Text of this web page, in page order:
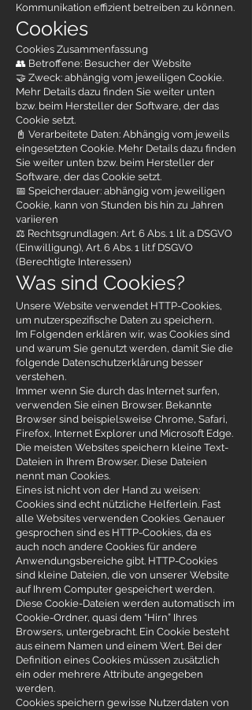
Kommunikation effizient betreiben zu können.
Cookies
Cookies Zusammenfassung
👥 Betroffene: Besucher der Website
🤝 Zweck: abhängig vom jeweiligen Cookie.
Mehr Details dazu finden Sie weiter unten
bzw. beim Hersteller der Software, der das
Cookie setzt.
📓 Verarbeitete Daten: Abhängig vom jeweils
eingesetzten Cookie. Mehr Details dazu finden
Sie weiter unten bzw. beim Hersteller der
Software, der das Cookie setzt.
📅 Speicherdauer: abhängig vom jeweiligen
Cookie, kann von Stunden bis hin zu Jahren
variieren
⚖️ Rechtsgrundlagen: Art. 6 Abs. 1 lit. a DSGVO
(Einwilligung), Art. 6 Abs. 1 lit.f DSGVO
(Berechtigte Interessen)
Was sind Cookies?
Unsere Website verwendet HTTP-Cookies,
um nutzerspezifische Daten zu speichern.
Im Folgenden erklären wir, was Cookies sind
und warum Sie genutzt werden, damit Sie die
folgende Datenschutzerklärung besser
verstehen.
Immer wenn Sie durch das Internet surfen,
verwenden Sie einen Browser. Bekannte
Browser sind beispielsweise Chrome, Safari,
Firefox, Internet Explorer und Microsoft Edge.
Die meisten Websites speichern kleine Text-
Dateien in Ihrem Browser. Diese Dateien
nennt man Cookies.
Eines ist nicht von der Hand zu weisen:
Cookies sind echt nützliche Helferlein. Fast
alle Websites verwenden Cookies. Genauer
gesprochen sind es HTTP-Cookies, da es
auch noch andere Cookies für andere
Anwendungsbereiche gibt. HTTP-Cookies
sind kleine Dateien, die von unserer Website
auf Ihrem Computer gespeichert werden.
Diese Cookie-Dateien werden automatisch im
Cookie-Ordner, quasi dem “Hirn” Ihres
Browsers, untergebracht. Ein Cookie besteht
aus einem Namen und einem Wert. Bei der
Definition eines Cookies müssen zusätzlich
ein oder mehrere Attribute angegeben
werden.
Cookies speichern gewisse Nutzerdaten von